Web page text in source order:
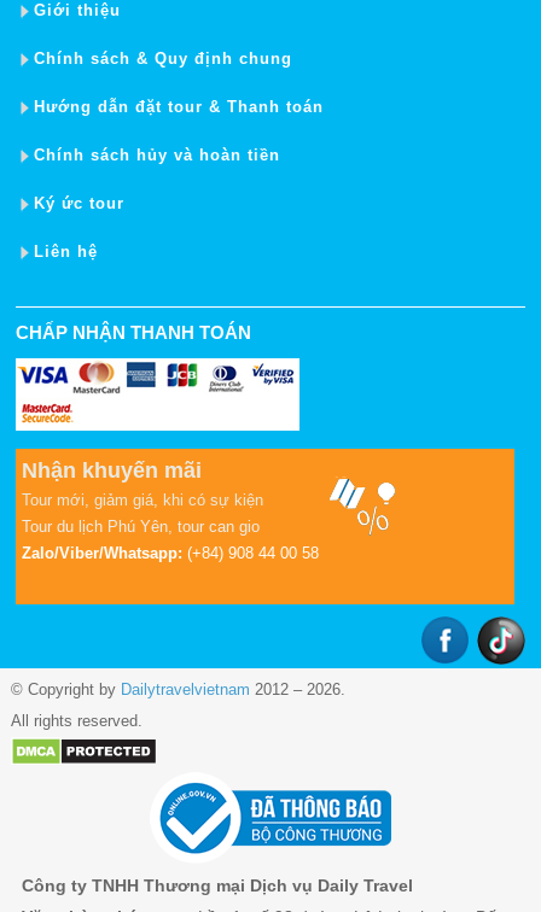
Giới thiệu
Chính sách & Quy định chung
Hướng dẫn đặt tour & Thanh toán
Chính sách hủy và hoàn tiền
Ký ức tour
Liên hệ
CHẤP NHẬN THANH TOÁN
Nhận khuyến mãi
Tour mới, giảm giá, khi có sự kiện
Tour du lịch Phú Yên, tour can gio
Zalo/Viber/Whatsapp: (+84) 908 44 00 58
© Copyright by Dailytravelvietnam 2012 – 2026.
All rights reserved.
Công ty TNHH Thương mại Dịch vụ Daily Travel